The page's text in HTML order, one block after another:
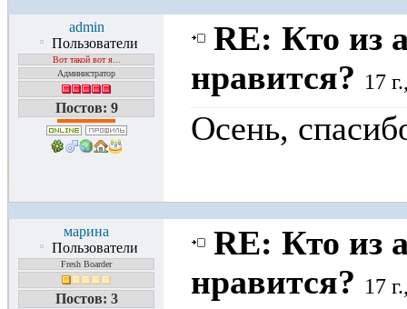
admin
Пользователи
Вот такой вот я...
Администратор
Постов: 9
RE: Кто из
нравится? 17
Осень,
марина
Пользователи
Fresh Boarder
Постов: 3
RE: Кто из
нравится? 17